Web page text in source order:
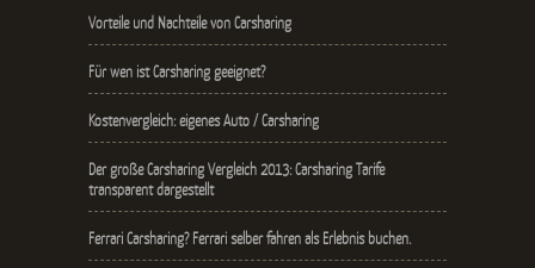
Vorteile und Nachteile von Carsharing
Für wen ist Carsharing geeignet?
Kostenvergleich: eigenes Auto / Carsharing
Der große Carsharing Vergleich 2013: Carsharing Tarife
transparent dargestellt
Ferrari Carsharing? Ferrari selber fahren als Erlebnis buchen.